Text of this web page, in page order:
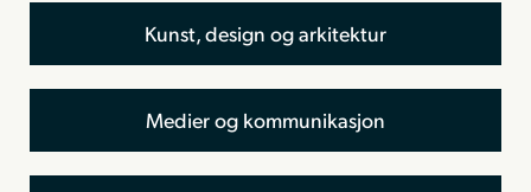
Kunst, design og arkitektur
Medier og kommunikasjon